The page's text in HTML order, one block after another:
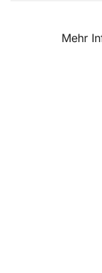
Mehr